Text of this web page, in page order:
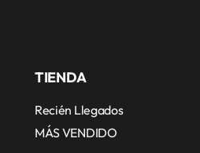
TIENDA
Recién Llegados
MÁS VENDIDO